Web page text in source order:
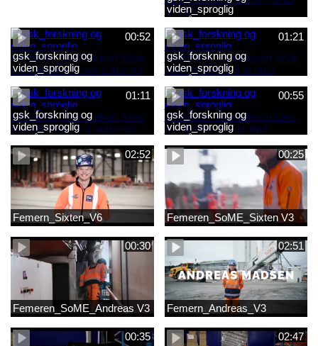
viden_sproglig
forståelse_Samtalekort Støt
dit barns fortsatte læsning 8-
10 år.mp3
00:52
gsk_forskning og
viden_sproglig
forståelse_Samtalekort Snak
med dit barn 6 mdr-2 år.mp3
01:21
gsk_forskning og
viden_sproglig
forståelse_Samtalekort Snak
med dit barn 2-6 år.mp3
01:11
gsk_forskning og
viden_sproglig
forståelse_Samtalekort Snak
med din baby 0-6 mdr.mp3
00:55
gsk_forskning og
viden_sproglig
forståelse_Samtalekort Læs,
lyt og skriv 3-6 år.mp3
02:52
Femern_Sixten_V6
00:25
Femeren_SoME_Sixten V3
00:30
Femeren_SoME_Andreas V3
02:51
Femern_Andreas_V3
00:35 02:47